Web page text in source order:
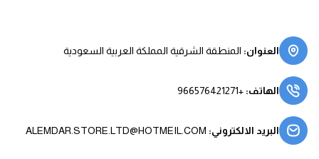
العنوان: المنطقة الشرقية المملكة العربية السعودية
الهاتف:
+966576421271
البريد الالكتروني:
ALEMDAR.STORE.LTD@HOTMEIL.COM